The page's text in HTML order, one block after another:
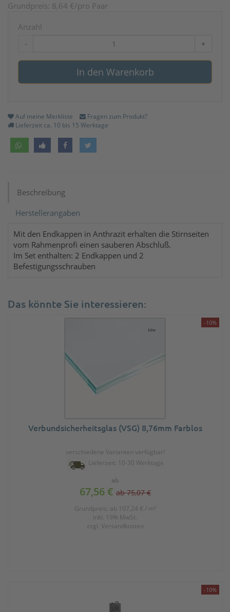
Grundpreis: 8,64 €/pro Paar
Anzahl
- +
In den Warenkorb
Auf meine Merkliste
Fragen zum Produkt?
Lieferzeit ca. 10 bis 15 Werktage
Beschreibung
Herstellerangaben
Mit den Endkappen in Anthrazit erhalten die Stirnseiten
vom Rahmenprofi einen sauberen Abschluß.
Im Set enthalten: 2 Endkappen und 2
Befestigungsschrauben
Das könnte Sie interessieren:
-10%
Verbundsicherheitsglas (VSG) 8,76mm Farblos
verschiedene Varianten verfügbar!
Lieferzeit: 10-30 Werktage
ab
67,56 €ab 75,07 €
Grundpreis: ab 107,24 € / m²
inkl. 19% MwSt.
zzgl. Versandkosten
-10%